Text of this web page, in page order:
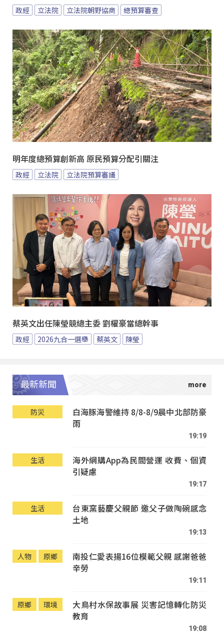
政經 立法院 立法院朝野協商 總預算審查
明年度總預算創新高 原民預算分配引關注
政經 立法院 立法院預算審議
蔡英文出任陳瑩競總主委 劉櫂豪當總幹事
政經 2026九合一選舉 蔡英文 陳瑩
最新新聞
防災
白海豚海警維持 8/8-8/9晨中北部防豪
雨
19:19
生活
海外網購App為民間營運 收費、個資
引疑慮
19:17
生活
台東窯藝慶父親節 邀父子做陶碗感念
土地
19:13
人物 原鄉
南投仁愛表揚16位模範父親 感謝爸爸
辛勞
19:11
原鄉 環境
大鳥村水保故事展 災害記憶轉化防災
教育
19:08